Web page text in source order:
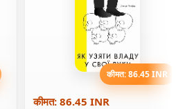
कीमत: 86.45 INR
कीमत: 86.45 INR